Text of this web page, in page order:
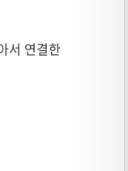
서 연결한